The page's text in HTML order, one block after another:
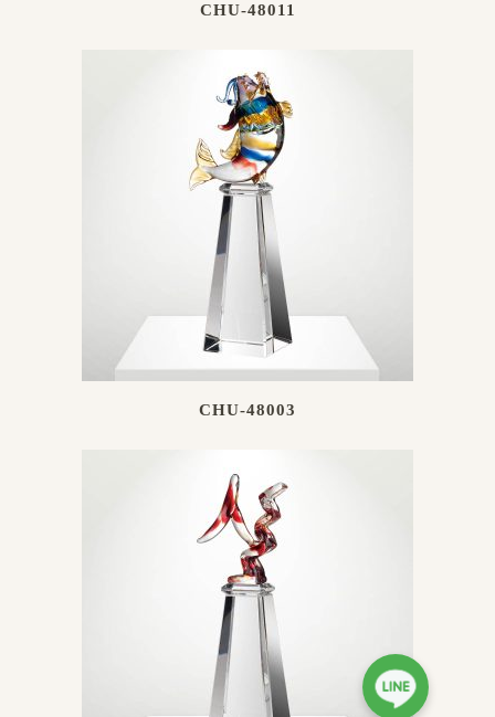
CHU-48011
CHU-48003